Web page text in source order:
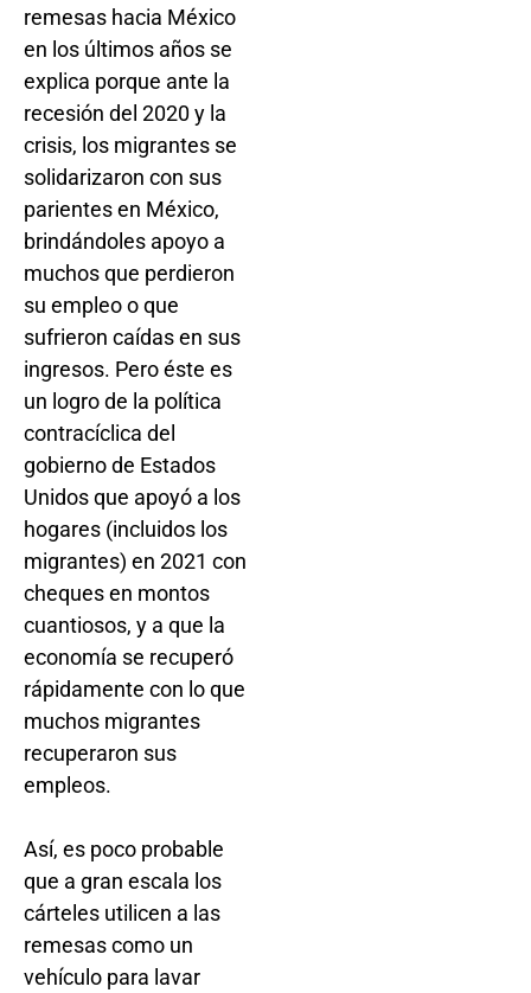
remesas hacia México
en los últimos años se
explica porque ante la
recesión del 2020 y la
crisis, los migrantes se
solidarizaron con sus
parientes en México,
brindándoles apoyo a
muchos que perdieron
su empleo o que
sufrieron caídas en sus
ingresos. Pero éste es
un logro de la política
contracíclica del
gobierno de Estados
Unidos que apoyó a los
hogares (incluidos los
migrantes) en 2021 con
cheques en montos
cuantiosos, y a que la
economía se recuperó
rápidamente con lo que
muchos migrantes
recuperaron sus
empleos.
Así, es poco probable
que a gran escala los
cárteles utilicen a las
remesas como un
vehículo para lavar